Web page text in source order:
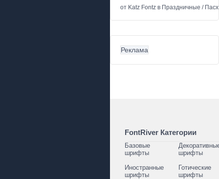
от Katz Fontz в Праздничные /
Реклама
FontRiver Категории
Базовые
шрифты
шрифты
Иностранные
шрифты
Готические
шрифты